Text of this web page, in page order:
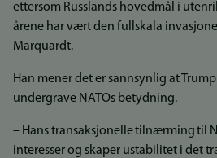
ettersom Russlands hovedmål i
årene har vært den fullskala
Marquardt.
Han mener det er sannsynlig at
undergrave NATOs betydning.
– Hans transaksjonelle tilnærming til
interesser og skaper ustabilitet i det